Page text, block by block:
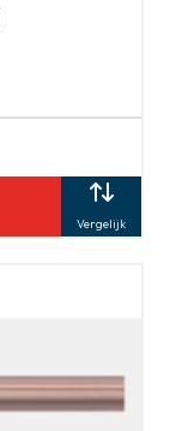
Vergelijk